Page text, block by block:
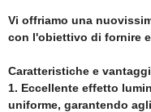
Vi offriamo una
con l'obiettivo di fornire
Caratteristiche e
1. Eccellente effetto
uniforme, garantendo